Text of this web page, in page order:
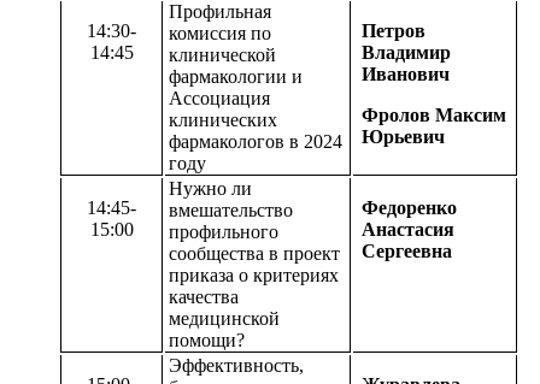
14:30-
14:45
Профильная
комиссия по
клинической
фармакологии и
Ассоциация
клинических
фармакологов в 2024
году
Петров
Владимир
Иванович
Фролов Максим
Юрьевич
14:45-
15:00
Нужно ли
вмешательство
профильного
сообщества в проект
приказа о критериях
качества
медицинской
помощи?
Федоренко
Анастасия
Сергеевна
Эффективность,